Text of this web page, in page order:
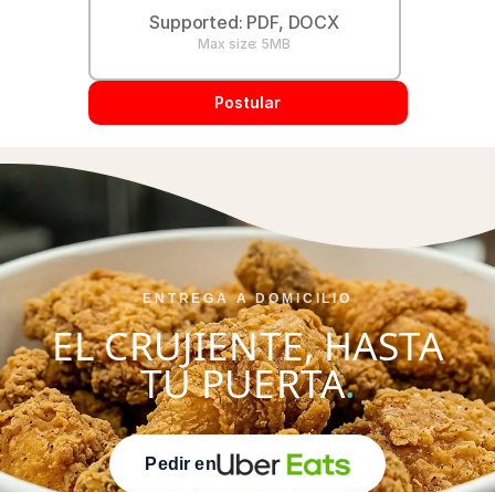
Supported: PDF, DOCX
Max size: 5MB
Postular
ENTREGA A DOMICILIO
EL CRUJIENTE, HASTA
TU PUERTA.
Pedir en